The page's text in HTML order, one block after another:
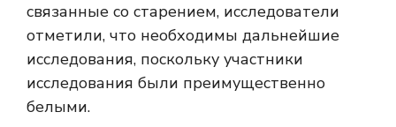
связанные со старением, исследователи
отметили, что необходимы дальнейшие
исследования, поскольку участники
исследования были преимущественно
белыми.